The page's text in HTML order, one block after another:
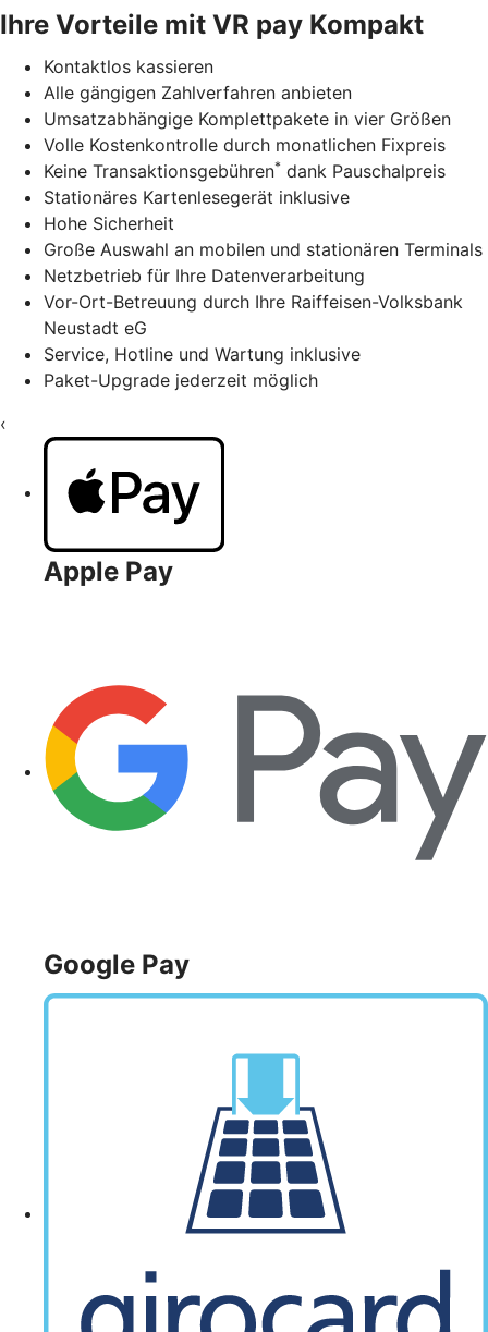
Ihre Vorteile mit VR pay Kompakt
Kontaktlos kassieren
Alle gängigen Zahlverfahren anbieten
Umsatzabhängige Komplettpakete in vier Größen
Volle Kostenkontrolle durch monatlichen Fixpreis
Keine Transaktionsgebühren* dank Pauschalpreis
Stationäres Kartenlesegerät inklusive
Hohe Sicherheit
Große Auswahl an mobilen und stationären Terminals
Netzbetrieb für Ihre Datenverarbeitung
Vor-Ort-Betreuung durch Ihre Raiffeisen-Volksbank
Neustadt eG
Service, Hotline und Wartung inklusive
Paket-Upgrade jederzeit möglich
‹
Apple Pay
Google Pay